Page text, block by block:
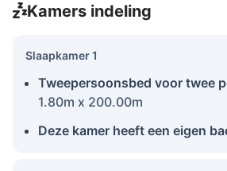
Kamers indeling
Slaapkamer 1
Tweepersoonsbed voor twee
1.80m x 200.00m
Deze kamer heeft een eigen